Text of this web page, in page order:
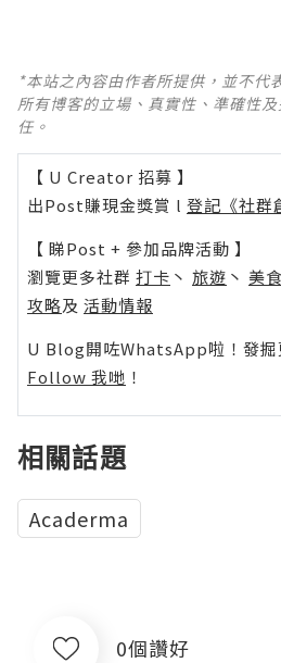
*本站之內容由作者所提供，並不代
所有博客的立場、真實性、準確性
任。
【 U Creator 招募 】
出Post賺現金獎賞 l 登記《社群
【 睇Post + 參加品牌活動 】
瀏覽更多社群 打卡 丶 旅遊 丶 美食
攻略及 活動情報
U Blog開咗WhatsApp啦！發掘
Follow 我哋 ！
相關話題
Acaderma
0個讚好